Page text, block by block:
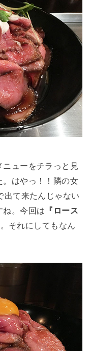
ューをチラっと見
。はやっ！！隣の女
出て来たんじゃない
ね。今回は 『ロース
それにしてもなん